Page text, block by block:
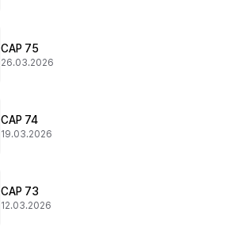
CAP 75
26.03.2026
CAP 74
19.03.2026
CAP 73
12.03.2026